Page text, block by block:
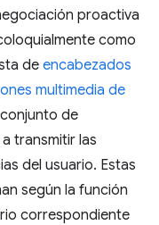
proactiva
como
de encabezados
multimedia de
de
transmitir las
del usuario. Estas
según la función
correspondiente